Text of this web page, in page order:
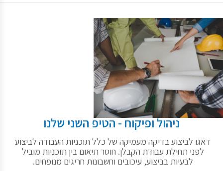
ניהול ופיקוח - הטיפ השני שלנו
דאגו לביצוע בדיקה מעמיקה של כלל תוכניות העבודה לביצוע
לפני תחילת עבודת הקבלן. חוסר תיאום בין תוכניות מוביל
לבעיות בביצוע, עיכובים וחשבונות חריגים מנופחים.